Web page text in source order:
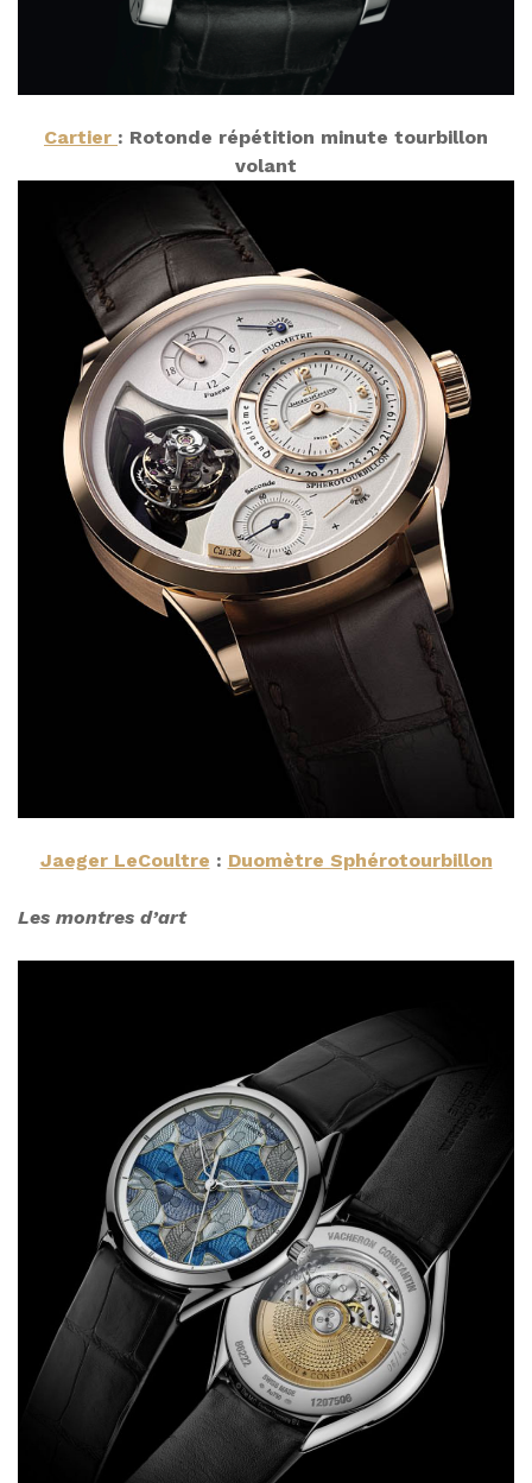
Cartier : Rotonde répétition minute tourbillon
volant
Jaeger LeCoultre : Duomètre Sphérotourbillon
Les montres d’art